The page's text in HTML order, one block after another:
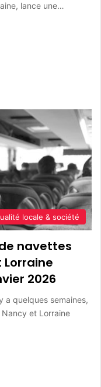
lance une…
locale & société
navettes
Lorraine
2026
a quelques semaines,
et Lorraine